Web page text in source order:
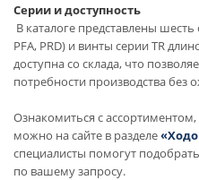
Серии и доступность
В каталоге представлены шесть
PFA, PRD) и винты серии TR
доступна со склада, что
потребности производства без
Ознакомиться с
можно на сайте в разделе
специалисты помогут
по вашему запросу.